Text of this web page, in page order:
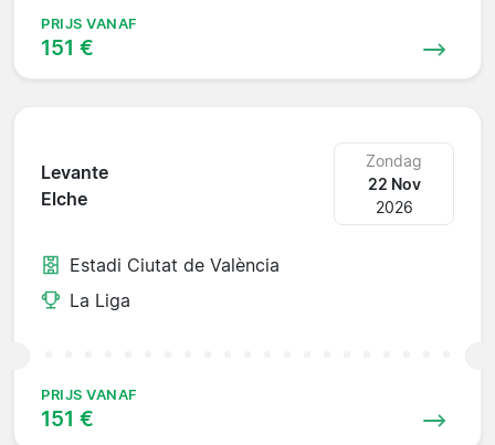
PRIJS VANAF
151 €
Levante
Elche
Zondag
22 Nov
2026
Estadi Ciutat de València
La Liga
PRIJS VANAF
151 €